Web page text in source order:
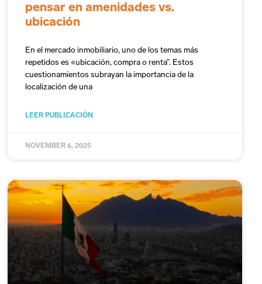
pensar en amenidades vs.
ubicación
En el mercado inmobiliario, uno de los temas más
repetidos es «ubicación, compra o renta”. Estos
cuestionamientos subrayan la importancia de la
localización de una
LEER PUBLICACIÓN
NOVEMBER 6, 2025